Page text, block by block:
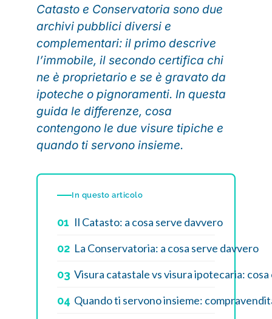
Catasto e Conservatoria sono due
archivi pubblici diversi e
complementari: il primo descrive
l’immobile, il secondo certifica chi
ne è proprietario e se è gravato da
ipoteche o pignoramenti. In questa
guida le differenze, cosa
contengono le due visure tipiche e
quando ti servono insieme.
In questo articolo
01 Il Catasto: a cosa serve davvero
02 La Conservatoria: a cosa serve davvero
03 Visura catastale vs visura ipotecaria: cosa
04 Quando ti servono insieme: